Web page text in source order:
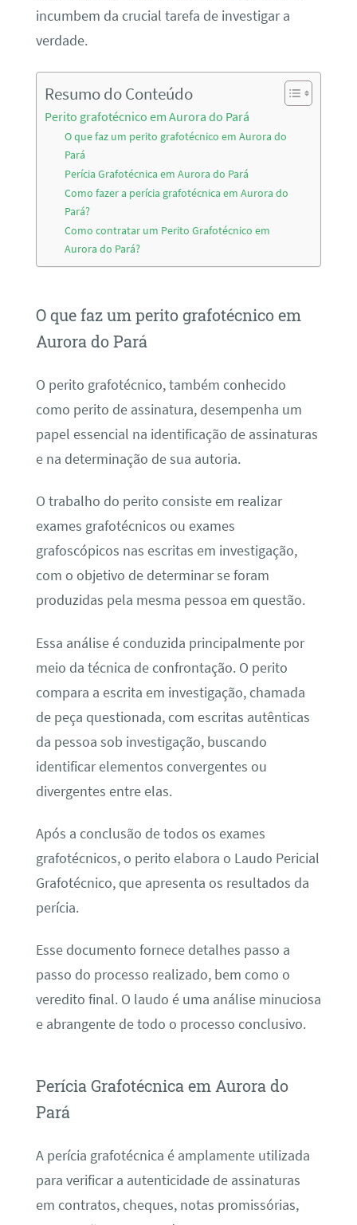
incumbem da crucial tarefa de investigar a
verdade.
Resumo do Conteúdo
Perito grafotécnico em Aurora do Pará
O que faz um perito grafotécnico em Aurora do
Pará
Perícia Grafotécnica em Aurora do Pará
Como fazer a perícia grafotécnica em Aurora do
Pará?
Como contratar um Perito Grafotécnico em
Aurora do Pará?
O que faz um perito grafotécnico em
Aurora do Pará
O perito grafotécnico, também conhecido
como perito de assinatura, desempenha um
papel essencial na identificação de assinaturas
e na determinação de sua autoria.
O trabalho do perito consiste em realizar
exames grafotécnicos ou exames
grafoscópicos nas escritas em investigação,
com o objetivo de determinar se foram
produzidas pela mesma pessoa em questão.
Essa análise é conduzida principalmente por
meio da técnica de confrontação. O perito
compara a escrita em investigação, chamada
de peça questionada, com escritas autênticas
da pessoa sob investigação, buscando
identificar elementos convergentes ou
divergentes entre elas.
Após a conclusão de todos os exames
grafotécnicos, o perito elabora o Laudo Pericial
Grafotécnico, que apresenta os resultados da
perícia.
Esse documento fornece detalhes passo a
passo do processo realizado, bem como o
veredito final. O laudo é uma análise minuciosa
e abrangente de todo o processo conclusivo.
Perícia Grafotécnica em Aurora do
Pará
A perícia grafotécnica é amplamente utilizada
para verificar a autenticidade de assinaturas
em contratos, cheques, notas promissórias,